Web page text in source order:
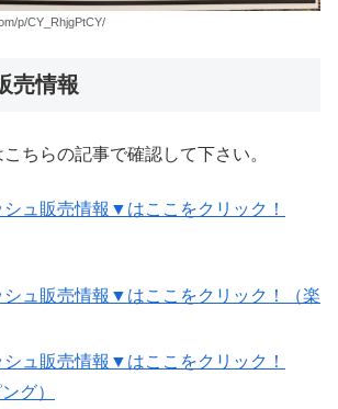
p/CY_RhjgPtCY/
売情報
ちらの記事で確認して下さい。
ュ販売情報▼はここをクリック！
ュ販売情報▼はここをクリック！（楽
ュ販売情報▼はここをクリック！
グ）